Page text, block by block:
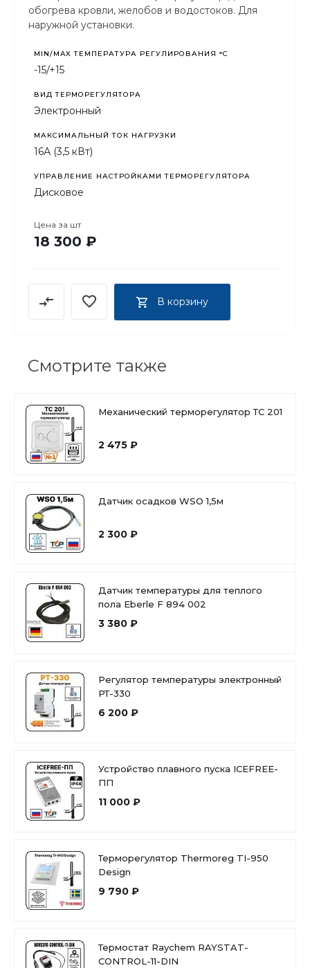
обогрева кровли, желобов и водостоков. Для
наружной установки.
MIN/MAX ТЕМПЕРАТУРА РЕГУЛИРОВАНИЯ °С
-15/+15
ВИД ТЕРМОРЕГУЛЯТОРА
Электронный
МАКСИМАЛЬНЫЙ ТОК НАГРУЗКИ
16А (3,5 кВт)
УПРАВЛЕНИЕ НАСТРОЙКАМИ ТЕРМОРЕГУЛЯТОРА
Дисковое
Цена за шт
18 300 ₽
В корзину
Смотрите также
Механический терморегулятор ТС 201
2 475 ₽
Датчик осадков WSO 1,5м
2 300 ₽
Датчик температуры для теплого
пола Eberle F 894 002
3 380 ₽
Регулятор температуры электронный
РТ-330
6 200 ₽
Устройство плавного пуска ICEFREE-
ПП
11 000 ₽
Терморегулятор Thermoreg TI-950
Design
9 790 ₽
Термостат Raychem RAYSTAT-
CONTROL-11-DIN